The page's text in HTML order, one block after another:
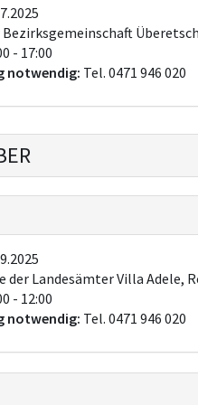
- 17:00
notwendig: Tel. 0471 946 020
der Landesämter Villa Adele,
- 12:00
notwendig: Tel. 0471 946 020